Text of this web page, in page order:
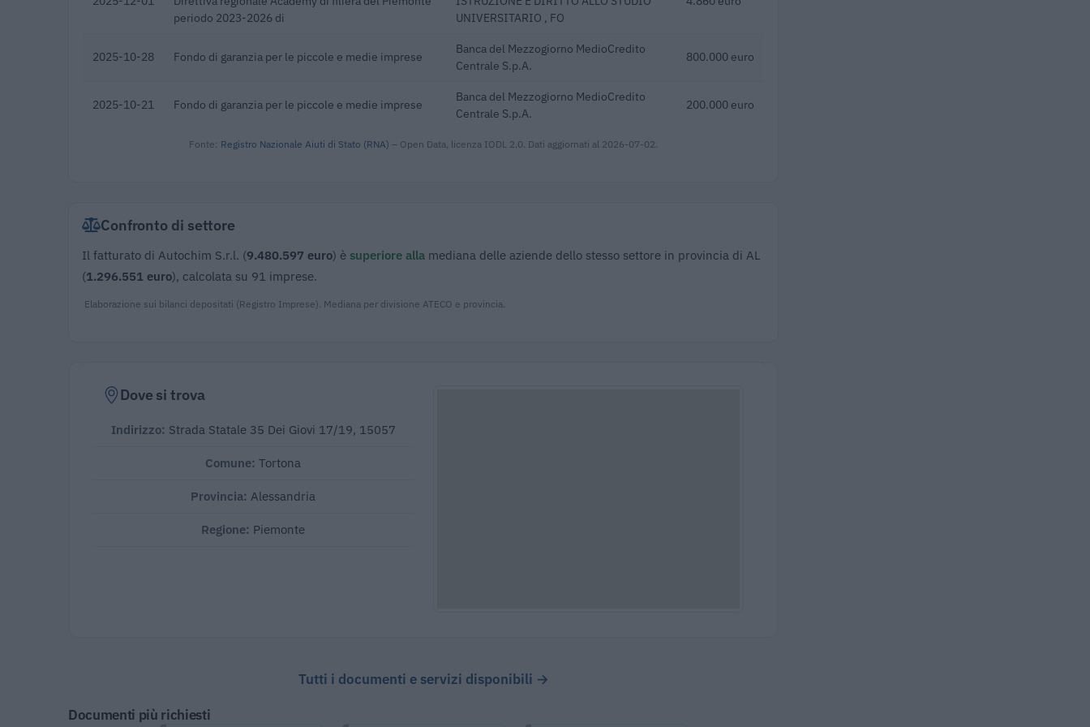
periodo 2023-2026 di
UNIVERSITARIO , FO
2025-10-28 Fondo di garanzia per le piccole e medie imprese
Banca del Mezzogiorno MedioCredito
Centrale S.p.A.
800.000 euro
2025-10-21 Fondo di garanzia per le piccole e medie imprese
Banca del Mezzogiorno MedioCredito
Centrale S.p.A.
200.000 euro
Fonte: Registro Nazionale Aiuti di Stato (RNA) – Open Data, licenza IODL 2.0. Dati aggiornati al 2026-07-02.
Confronto di settore
Il fatturato di Autochim S.r.l. (9.480.597 euro) è superiore alla mediana delle aziende dello stesso settore in provincia di AL
(1.296.551 euro), calcolata su 91 imprese.
Elaborazione sui bilanci depositati (Registro Imprese). Mediana per divisione ATECO e provincia.
Dove si trova
Indirizzo: Strada Statale 35 Dei Giovi 17/19, 15057
Comune:Tortona
Provincia:Alessandria
Regione: Piemonte
Tutti i documenti e servizi disponibili →
Documenti più richiesti